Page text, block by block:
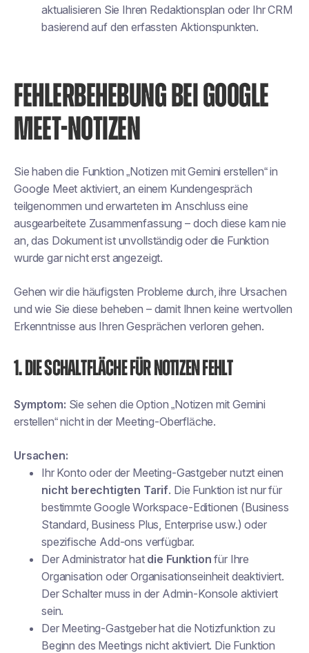
aktualisieren Sie Ihren Redaktionsplan oder Ihr CRM
basierend auf den erfassten Aktionspunkten.
FEHLERBEHEBUNG BEI GOOGLE
MEET-NOTIZEN
Sie haben die Funktion „Notizen mit Gemini erstellen“ in
Google Meet aktiviert, an einem Kundengespräch
teilgenommen und erwarteten im Anschluss eine
ausgearbeitete Zusammenfassung – doch diese kam nie
an, das Dokument ist unvollständig oder die Funktion
wurde gar nicht erst angezeigt.
Gehen wir die häufigsten Probleme durch, ihre Ursachen
und wie Sie diese beheben – damit Ihnen keine wertvollen
Erkenntnisse aus Ihren Gesprächen verloren gehen.
1. Die Schaltfläche für Notizen fehlt
Symptom: Sie sehen die Option „Notizen mit Gemini
erstellen“ nicht in der Meeting-Oberfläche.
Ursachen:
Ihr Konto oder der Meeting-Gastgeber nutzt einen
nicht berechtigten Tarif. Die Funktion ist nur für
bestimmte Google Workspace-Editionen (Business
Standard, Business Plus, Enterprise usw.) oder
spezifische Add-ons verfügbar.
Der Administrator hat die Funktion für Ihre
Organisation oder Organisationseinheit deaktiviert.
Der Schalter muss in der Admin-Konsole aktiviert
sein.
Der Meeting-Gastgeber hat die Notizfunktion zu
Beginn des Meetings nicht aktiviert. Die Funktion